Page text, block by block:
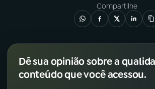
Compartilhe
Dê sua opinião sobre a
conteúdo que você acessou.